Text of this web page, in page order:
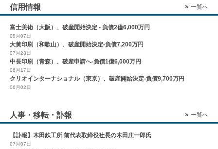
信用情報 一覧へ
富士美術（大阪）、破産開始決定 - 負債2億6,000万円
08月07日
大黄印刷（和歌山）、破産開始決定-負債7,200万円
07月28日
中長印刷（青森）、破産申請へ-負債1億6,000万円
06月17日
クリオインターナショナル（東京）、破産開始決定-負債9,700万円
06月02日
人事・移転・訃報 一覧へ
【訃報】木田鉄工所 前代表取締役社長の木田庄一郎氏
07月07日